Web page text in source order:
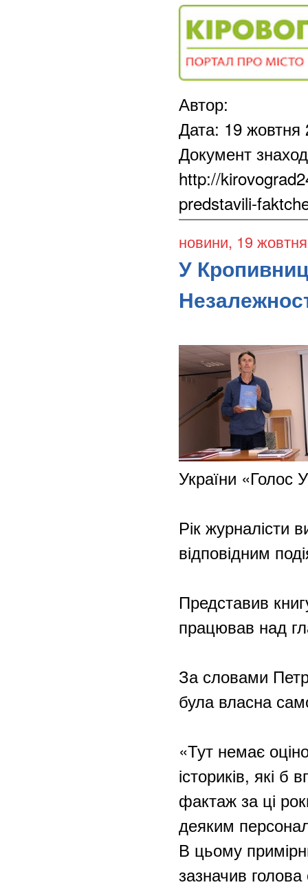
Автор:
Дата: 19 жовтня
Документ
http://
predstavili-
новини, 19
У
України «Голос
Рік журналісти
відповідним
Представив
працював над
За словами
була власна
«Тут немає
істориків, які
фактаж за ці
деяким
В цьому
зазначив